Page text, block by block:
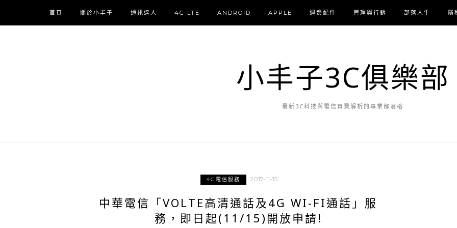
首頁 關於小丰子 通訊達人 4G LTE ANDROID APPLE 週邊配件 管理與行銷 部落人生 隱
小丰子3C俱樂部
最新3C科技與電信資費解析的專業部落格
4G電信服務 2017-11-15
中華電信「VOLTE高清通話及4G WI-FI通話」服
務，即日起(11/15)開放申請!